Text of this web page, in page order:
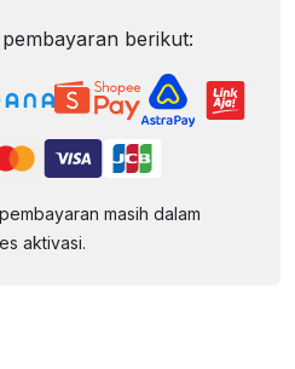
berikut:
masih dalam
aktivasi.